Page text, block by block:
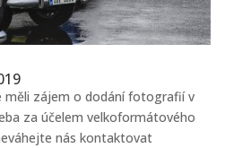
měli zájem o dodání fotografií v
za účelem velkoformátového
nás kontaktovat